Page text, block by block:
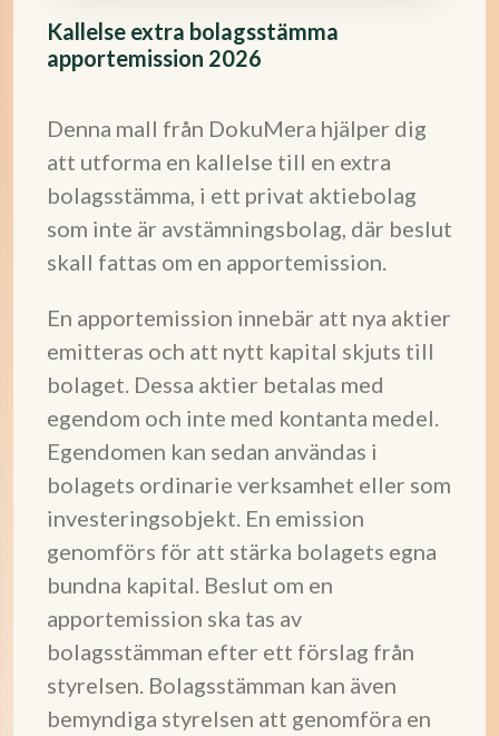
Kallelse extra bolagsstämma
apportemission 2026
Denna mall från DokuMera hjälper dig
att utforma en kallelse till en extra
bolagsstämma, i ett privat aktiebolag
som inte är avstämningsbolag, där beslut
skall fattas om en apportemission.
En apportemission innebär att nya aktier
emitteras och att nytt kapital skjuts till
bolaget. Dessa aktier betalas med
egendom och inte med kontanta medel.
Egendomen kan sedan användas i
bolagets ordinarie verksamhet eller som
investeringsobjekt. En emission
genomförs för att stärka bolagets egna
bundna kapital. Beslut om en
apportemission ska tas av
bolagsstämman efter ett förslag från
styrelsen. Bolagsstämman kan även
bemyndiga styrelsen att genomföra en